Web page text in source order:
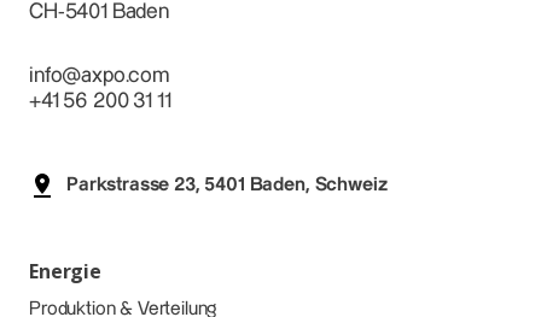
CH-5401 Baden
info@axpo.com
+41 56 200 31 11
Parkstrasse 23, 5401 Baden, Schweiz
Energie
Produktion & Verteilung